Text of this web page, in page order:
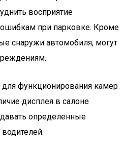
восприятие
при парковке. Кроме
снаружи автомобиля, могут
функционирования камер
дисплея в салоне
определенные